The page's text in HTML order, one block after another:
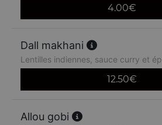
4.00€
Dall makhani
Lentilles indiennes, sauce curry et
12.50€
Allou gobi